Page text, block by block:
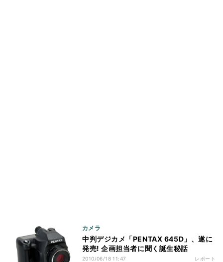
カメラ
中判デジカメ「PENTAX 645D」、遂に
発売! 企画担当者に聞く誕生秘話
2010/06/18 11:47 レポート